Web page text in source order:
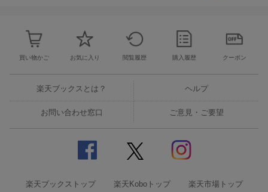
買い物かご お気に入り 閲覧履歴 購入履歴 クーポン
楽天ブックスとは？ ヘルプ
お問い合わせ窓口 ご意見・ご要望
楽天ブックストップ 楽天Koboトップ 楽天市場トップ